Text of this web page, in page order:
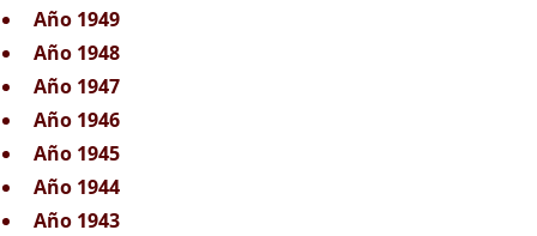
Año 1949
Año 1948
Año 1947
Año 1946
Año 1945
Año 1944
Año 1943